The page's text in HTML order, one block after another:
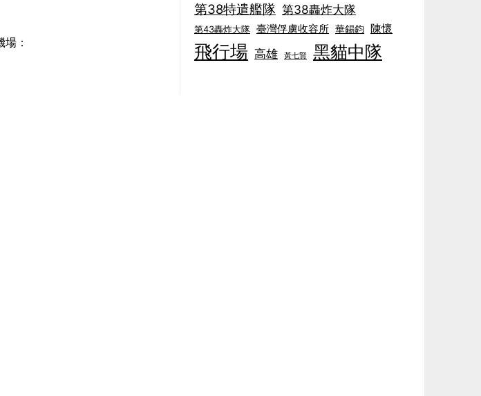
：
第38特遣艦隊 第38轟炸大隊
第43轟炸大隊 臺灣俘虜收容所 華錫鈞 陳懷
飛行場 高雄 黃七賢 黑貓中隊